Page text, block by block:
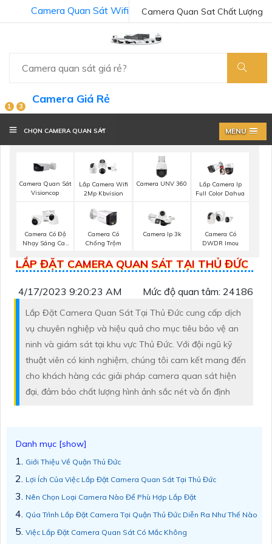
Camera Quan Sat Chất Lượng
Camera Quan Sát Wifi
1 3
Camera Giá Rẻ
CHỌN CAMERA QUAN SÁT MENU
Camera Quan Sát
Visioncop
Lắp Camera Wifi
2Mp Kbvision
Camera UNV 360
Lắp Camera Ip
Full Color Dahua
Camera Có Độ
Nhạy Sáng Cao
Camera Có
Chống Trộm
Camera Ip 3k
Camera Có
DWDR Imou
LẮP ĐẶT CAMERA QUAN SÁT TẠI THỦ ĐỨC
4/17/2023 9:20:23 AM Mức độ quan tâm: 24186
Lắp Đặt Camera Quan Sát Tại Thủ Đức cung cấp dịch
vụ chuyên nghiệp và hiệu quả cho mục tiêu bảo vệ an
ninh và giám sát tại khu vực Thủ Đức. Với đội ngũ kỹ
thuật viên có kinh nghiệm, chúng tôi cam kết mang đến
cho khách hàng các giải pháp camera quan sát hiện
đại, đảm bảo chất lượng hình ảnh sắc nét và ổn định
Giới Thiệu Về Quận Thủ Đức
Lợi Ích Của Việc Lắp Đặt Camera Quan Sát Tại Thủ Đức
Nên Chọn Loại Camera Nào Để Phù Hợp Lắp Đặt
Qúa Trình Lắp Đặt Camera Tại Quận Thủ Đức Diễn Ra Như Thế Nào
Việc Lắp Đặt Camera Quan Sát Có Mắc Không